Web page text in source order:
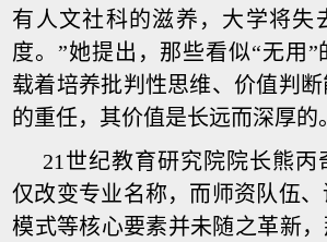
有人文社科的滋养，大学将失
度。”她提出，那些看似“无用
载着培养批判性思维、价值判
的重任，其价值是长远而深厚的
21世纪教育研究院院长熊丙
仅改变专业名称，而师资队伍
模式等核心要素并未随之革新